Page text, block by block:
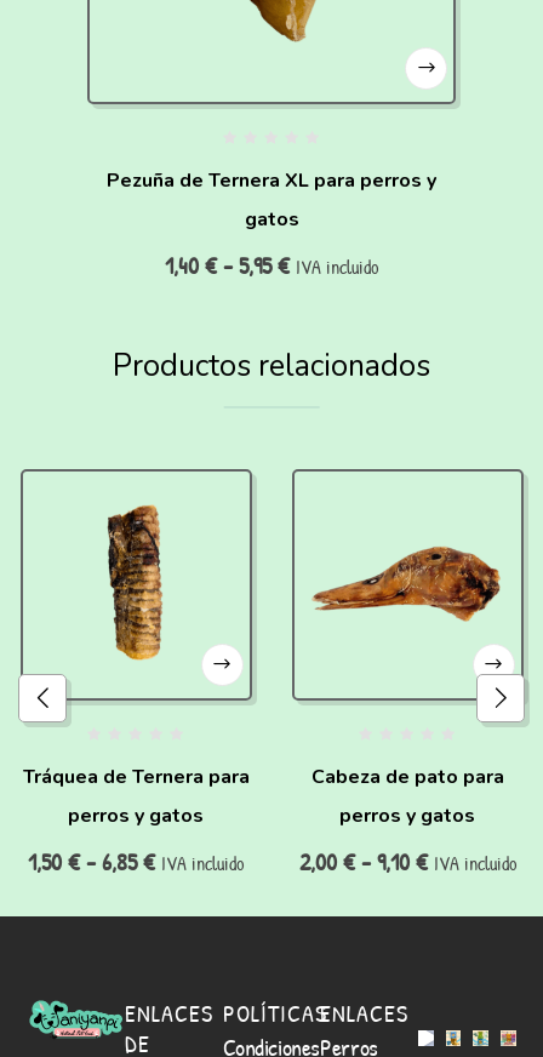
Pezuña de Ternera XL para perros y
gatos
1,40€-5,95€ IVA incluido
Productos relacionados
Tráquea de Ternera para
perros y gatos
1,50€-6,85€ IVA incluido
Cabeza de pato para
perros y gatos
2,00€ - 9,10€ IVA incluido
ENLACES
DE
POLÍTICAS
Condiciones
ENLACES
Perros